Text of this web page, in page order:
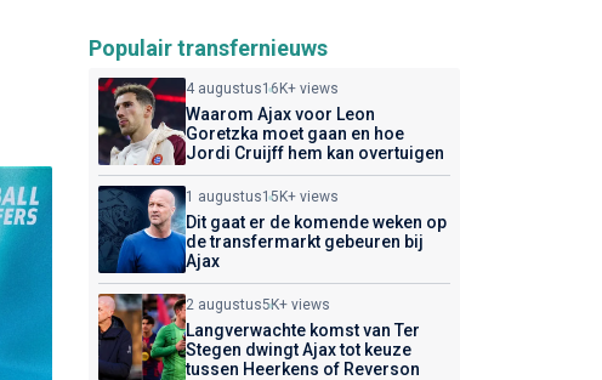
Populair transfernieuws
4 augustus16K+ views
Waarom Ajax voor Leon
Goretzka moet gaan en hoe
Jordi Cruijff hem kan overtuigen
1 augustus15K+ views
Dit gaat er de komende weken op
de transfermarkt gebeuren bij
Ajax
2 augustus5K+ views
Langverwachte komst van Ter
Stegen dwingt Ajax tot keuze
tussen Heerkens of Reverson